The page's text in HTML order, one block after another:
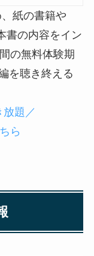
紙の書籍や
書の内容をイン
の無料体験期
を聴き終える
題／
ら